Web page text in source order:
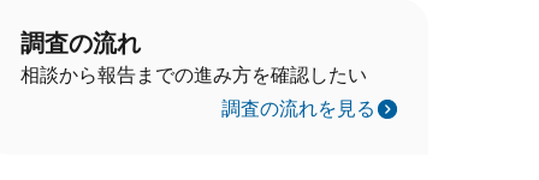
調査の流れ
相談から報告までの進み方を確認したい
調査の流れを見る